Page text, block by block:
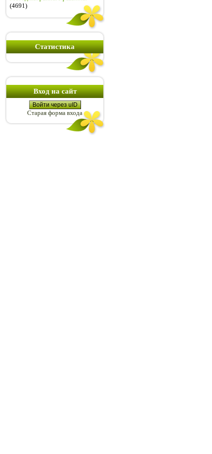
(4691)
Статистика
Вход на сайт
Войти через uID
Старая форма входа